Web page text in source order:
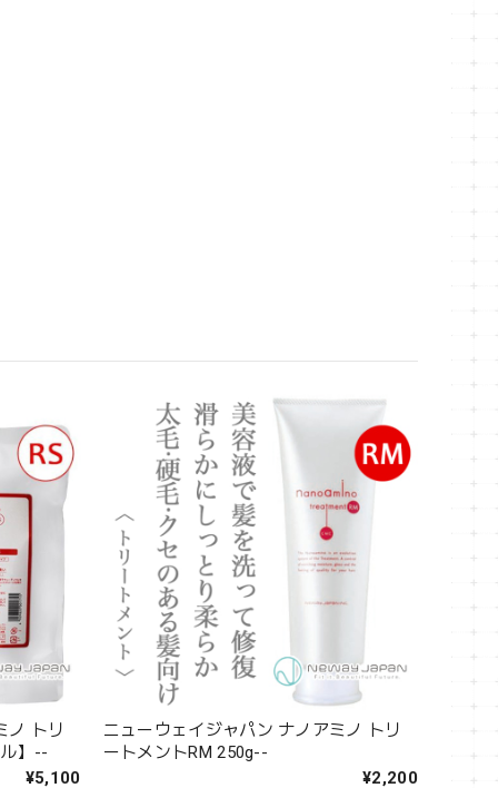
ノ トリ
】--
¥5,100
ニューウェイジャパン ナノアミノ トリ
ートメントRM 250g--
¥2,200